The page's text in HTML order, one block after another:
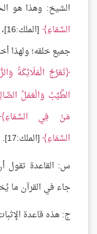
الشيخ: وهذا هو
السَّمَاءِ
جميع خلقه؛ ولهذا
تَعْرُجُ الْمَلَائِكَةُ
الطَّيِّبُ وَالْعَمَلُ
مَنْ فِي السَّمَاءِ
السَّمَاءِ [الملك:17].
س: القاعدة تقول
جاء في القرآن ما
ج: هذه قاعدة